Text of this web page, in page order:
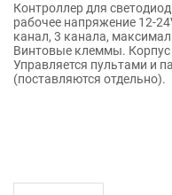
Контроллер для
рабочее напряжение 12-
канал, 3 канала,
Винтовые клеммы. Корпус
Управляется пультами и
(поставляются отдельно).